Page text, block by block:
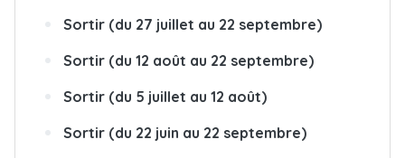
Sortir (du 27 juillet au 22 septembre)
Sortir (du 12 août au 22 septembre)
Sortir (du 5 juillet au 12 août)
Sortir (du 22 juin au 22 septembre)